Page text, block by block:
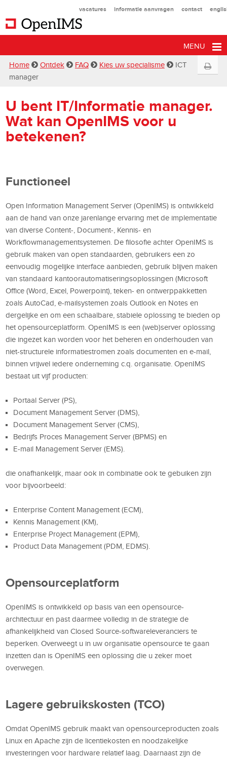
vacatures informatie aanvragen contact
MENU
Home Ontdek FAQ Kies uw specialisme
ICT
manager
U bent IT/Informatie manager.
Wat kan OpenIMS voor u
betekenen?
Functioneel
Open Information Management Server (OpenIMS) is ontwikkeld
aan de hand van onze jarenlange ervaring met de implementatie
van diverse Content-, Document-, Kennis- en
Workflowmanagementsystemen. De filosofie achter OpenIMS is
gebruik maken van open standaarden, gebruikers een zo
eenvoudig mogelijke interface aanbieden, gebruik blijven maken
van standaard kantoorautomatiseringsoplossingen (Microsoft
Office (Word, Excel, Powerpoint), teken- en ontwerppakketten
zoals AutoCad, e-mailsystemen zoals Outlook en Notes en
dergelijke en om een schaalbare, stabiele oplossing te bieden op
het opensourceplatform. OpenIMS is een (web)server oplossing
die ingezet kan worden voor het beheren en onderhouden van
niet-structurele informatiestromen zoals documenten en e-mail,
binnen vrijwel iedere onderneming c.q. organisatie. OpenIMS
bestaat uit vijf producten:
Portaal Server (PS),
Document Management Server (DMS),
Document Management Server (CMS),
Bedrijfs Proces Management Server (BPMS) en
E-mail Management Server (EMS).
die onafhankelijk, maar ook in combinatie ook te gebuiken zijn
voor bijvoorbeeld:
Enterprise Content Management (ECM),
Kennis Management (KM),
Enterprise Project Management (EPM),
Product Data Management (PDM, EDMS).
Opensourceplatform
OpenIMS is ontwikkeld op basis van een opensource-
architectuur en past daarmee volledig in de strategie de
afhankelijkheid van Closed Source-softwareleveranciers te
beperken. Overweegt u in uw organisatie opensource te gaan
inzetten dan is OpenIMS een oplossing die u zeker moet
overwegen.
Lagere gebruikskosten (TCO)
Omdat OpenIMS gebruik maakt van opensourceproducten zoals
Linux en Apache zijn de licentiekosten en noodzakelijke
investeringen voor hardware relatief laag. Daarnaast zijn de